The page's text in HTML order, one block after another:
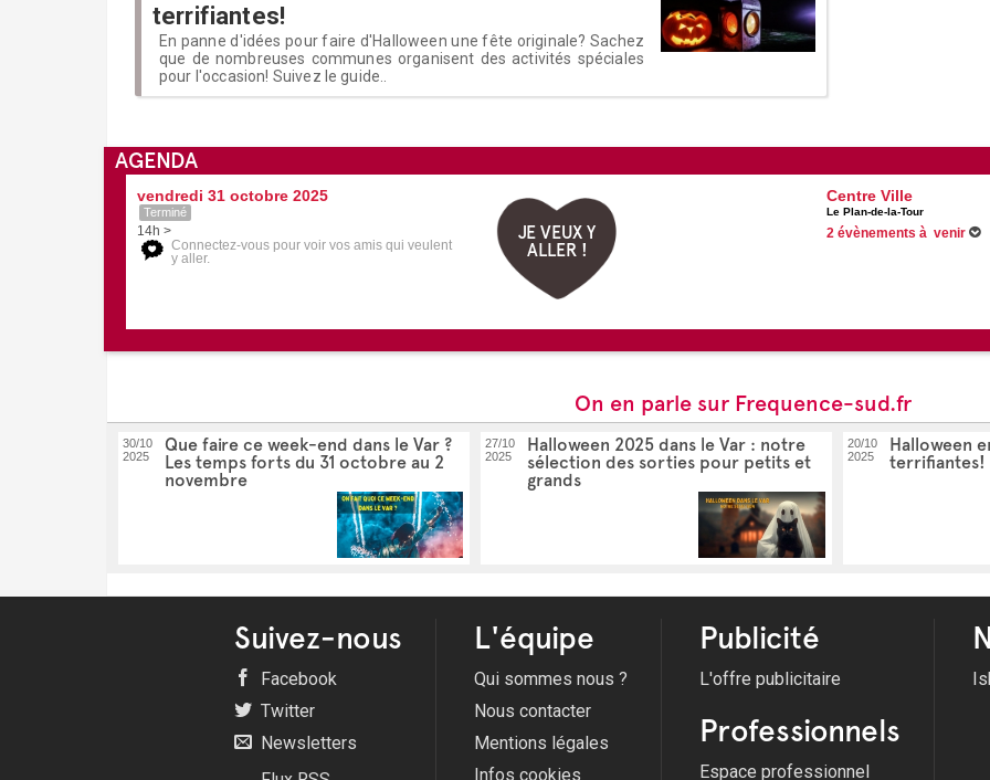
terrifiantes!
En panne d'idées pour faire d'Halloween une fête originale? Sachez
que de nombreuses communes organisent des activités spéciales
pour l'occasion! Suivez le guide..
AGENDA
vendredi 31 octobre 2025
Terminé
14h >
Connectez-vous pour voir vos amis qui veulent
y aller.
JE VEUX Y
ALLER !
Centre Ville
Le Plan-de-la-Tour
2 évènements à venir
On en parle sur Frequence-sud.fr
30/10
2025
Que faire ce week-end dans le Var ?
Les temps forts du 31 octobre au 2
novembre
27/10
2025
Halloween 2025 dans le Var : notre
sélection des sorties pour petits et
grands
20/10
2025
Halloween
terrifiantes!
Suivez-nous
Facebook
Twitter
Newsletters
L'équipe
Qui sommes nous ?
Nous contacter
Mentions légales
Infos cookies
Publicité
L'offre publicitaire
Professionnels
Espace professionnel